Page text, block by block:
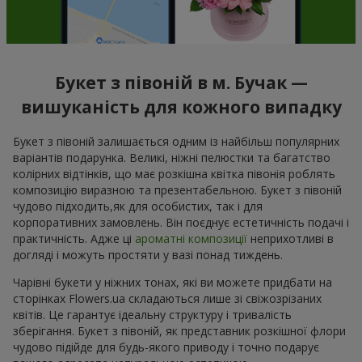
Букет з півоній в м. Бучак —
вишуканість для кожного випадку
Букет з півоній залишається одним із найбільш популярних
варіантів подарунка. Великі, ніжні пелюстки та багатство
колірних відтінків, що має розкішна квітка півонія роблять
композицію виразною та презентабельною. Букет з півоній
чудово підходить,як для особистих, так і для
корпоративних замовлень. Він поєднує естетичність подачі і
практичність. Адже ці ароматні композиції неприхотливі в
догляді і можуть простяти у вазі понад тиждень.
Чарівні букети у ніжних тонах, які ви можете придбати на
сторінках Flowers.ua складаються лише зі свіжозрізаних
квітів. Це гарантує ідеальну структуру і тривалість
зберігання. Букет з півоній, як представник розкішної флори
чудово підійде для будь-якого приводу і точно подарує